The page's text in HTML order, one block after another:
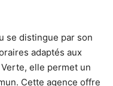
se distingue par son
adaptés aux
elle permet un
Cette agence offre